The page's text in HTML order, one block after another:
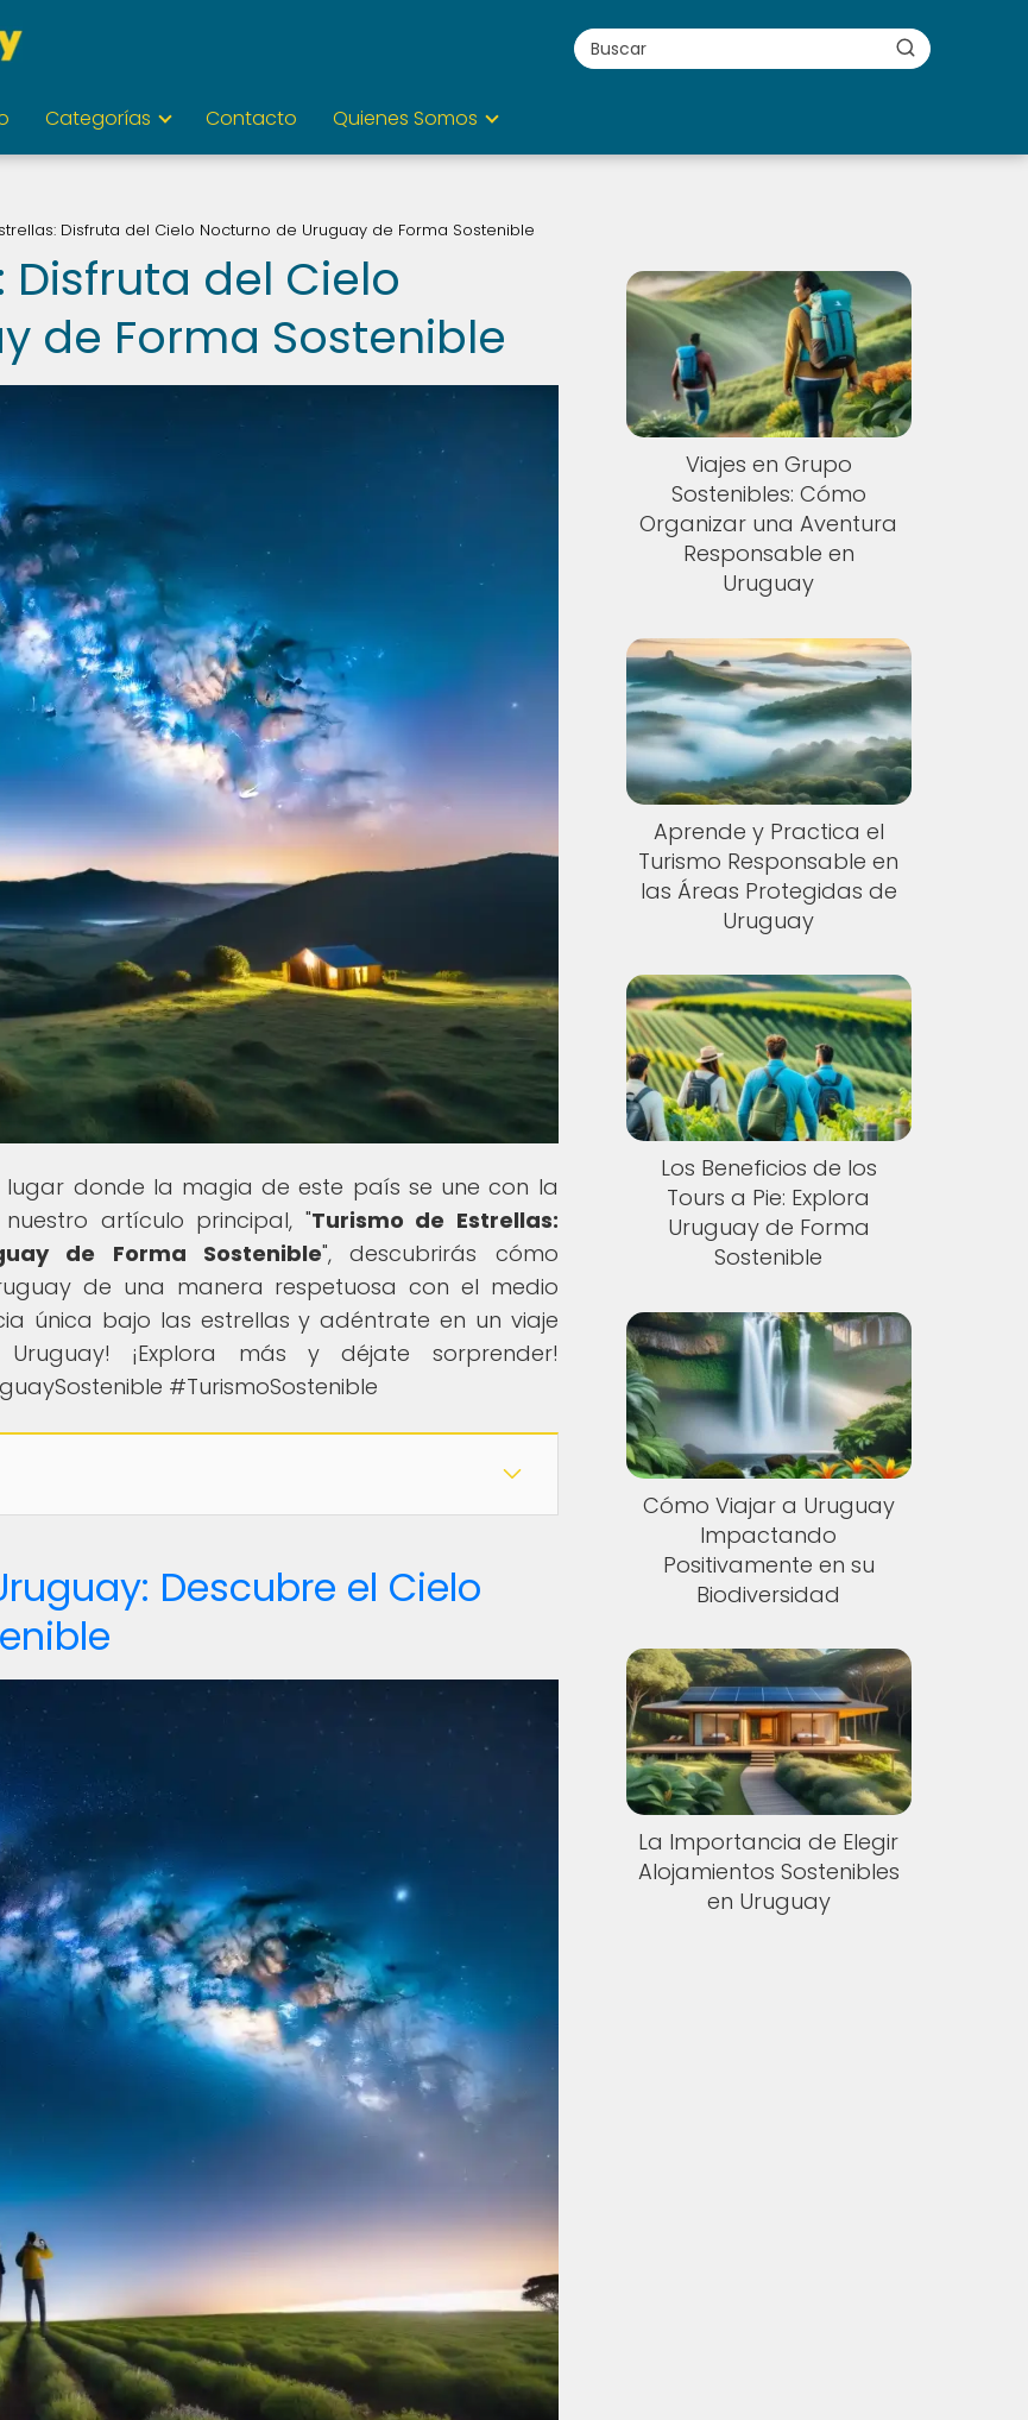
Categorías Contacto Quienes Somos
Disfruta del Cielo Nocturno de Uruguay de Forma Sostenible
Disfruta del Cielo
de Forma Sostenible
lugar donde la magia de este país se une con la
artículo principal, "Turismo de Estrellas:
de Forma Sostenible", descubrirás cómo
de una manera respetuosa con el medio
única bajo las estrellas y adéntrate en un viaje
¡Explora más y déjate sorprender!
#TurismoSostenible
Descubre el Cielo
Viajes en Grupo
Sostenibles: Cómo
Organizar una Aventura
Responsable en
Uruguay
Aprende y Practica el
Turismo Responsable en
las Áreas Protegidas de
Uruguay
Los Beneficios de los
Tours a Pie: Explora
Uruguay de Forma
Sostenible
Cómo Viajar a Uruguay
Impactando
Positivamente en su
Biodiversidad
La Importancia de Elegir
Alojamientos Sostenibles
en Uruguay